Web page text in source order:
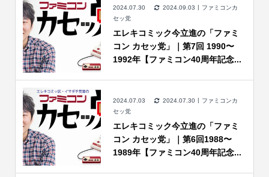
2024.07.30 2024.09.03
ファミコンカ
セッ党
エレキコミック今立進の「ファミ
コン カセッ党」｜第7回 1990〜
1992年【ファミコン40周年記念...
2024.07.03 2024.07.30
ファミコンカ
セッ党
エレキコミック今立進の「ファミ
コン カセッ党」｜第6回1988〜
1989年【ファミコン40周年記念...